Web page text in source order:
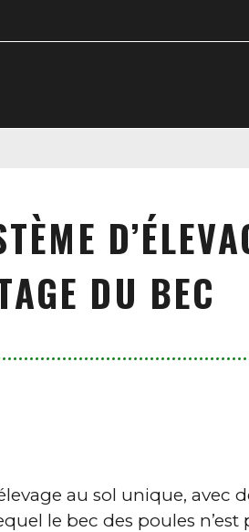
DU BEC
au sol unique, avec
le bec des poules n’est